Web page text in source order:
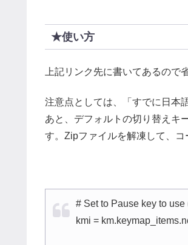
★使い方
上記リンク先に書いてあるので
注意点としては、「すでに日本
あと、デフォルトの切り替えキ
す。Zipファイルを解凍して、コ
# Set to Pause key to use
kmi =